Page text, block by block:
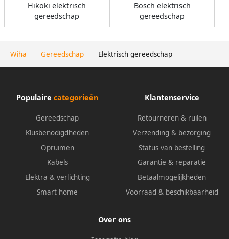
Wiha Gereedschap Elektrisch gereedschap
Hikoki elektrisch
gereedschap
Bosch elektrisch
gereedschap
Populaire categorieën
Gereedschap
Klusbenodigdheden
Opruimen
Kabels
Elektra & verlichting
Smart home
Klantenservice
Retourneren & ruilen
Verzending & bezorging
Status van bestelling
Garantie & reparatie
Betaalmogelijkheden
Voorraad & beschikbaarheid
Over ons